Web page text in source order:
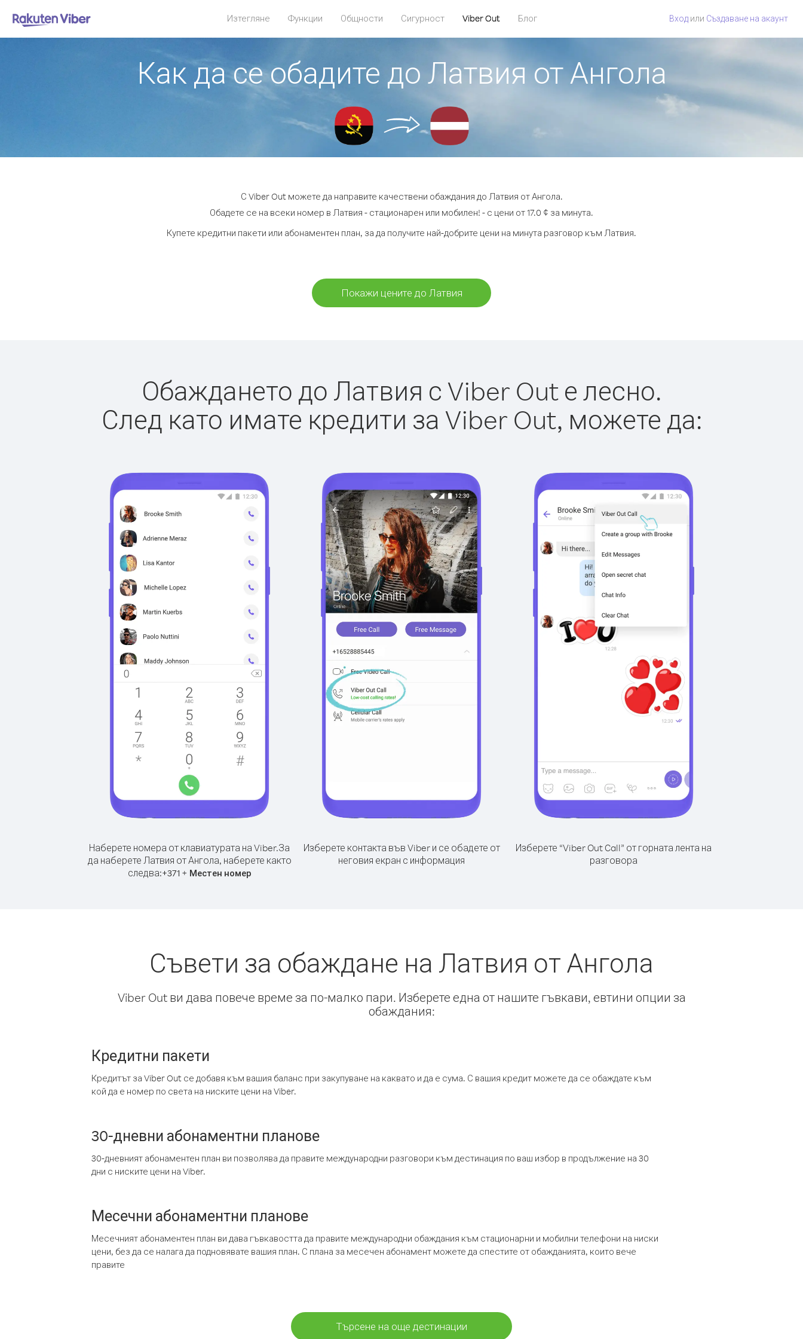
Изтегляне Функции Общности Сигурност Viber Out Блог Вход или Създаване на акаунт
Как да се обадите до Латвия от Ангола
С Viber Out можете да направите качествени обаждания до Латвия от Ангола.
Обадете се на всеки номер в Латвия - стационарен или мобилен! - с цени от 17.0 ¢ за минута.
Купете кредитни пакети или абонаментен план, за да получите най-добрите цени на минута разговор към Латвия.
Покажи цените до Латвия
Обаждането до Латвия с Viber Out е лесно.
След като имате кредити за Viber Out, можете да:
Наберете номера от клавиатурата на Viber.За
да наберете Латвия от Ангола, наберете както
следва:+371+ Местен номер
Изберете контакта във Viber и се обадете от
неговия екран с информация
Изберете “Viber Out Call” от горната лента на
разговора
Съвети за обаждане на Латвия от Ангола
Viber Out ви дава повече време за по-малко пари. Изберете една от нашите гъвкави, евтини опции за
обаждания:
Кредитни пакети
Кредитът за Viber Out се добавя към вашия баланс при закупуване на каквато и да е сума. С вашия кредит можете да се обаждате към
кой да е номер по света на ниските цени на Viber.
30-дневни абонаментни планове
30-дневният абонаментен план ви позволява да правите международни разговори към дестинация по ваш избор в продължение на 30
дни с ниските цени на Viber.
Месечни абонаментни планове
Месечният абонаментен план ви дава гъвкавостта да правите международни обаждания към стационарни и мобилни телефони на ниски
цени, без да се налага да подновявате вашия план. С плана за месечен абонамент можете да спестите от обажданията, които вече
правите
Търсене на още дестинации